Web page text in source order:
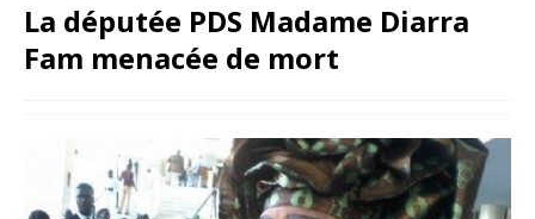
La députée PDS Madame Diarra
Fam menacée de mort